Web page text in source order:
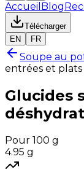
Accueil Blog
Télécharger
EN
FR
Soupe au
entrées et plats
Glucides
Pour 100 g
4.95 g